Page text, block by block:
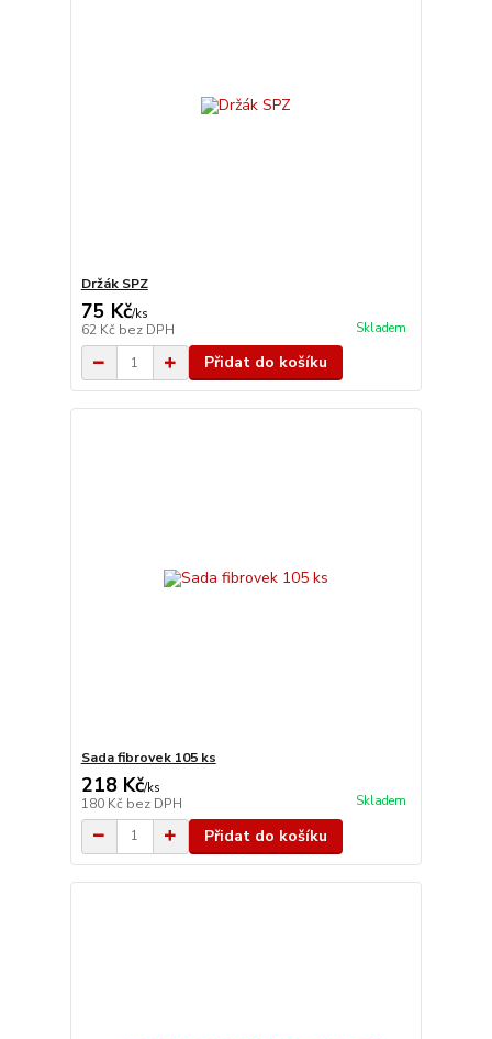
Držák SPZ
75 Kč/ks
62 Kč bez DPH Skladem
Přidat do košíku
Sada fibrovek 105 ks
218 Kč/ks
180 Kč bez DPH Skladem
Přidat do košíku